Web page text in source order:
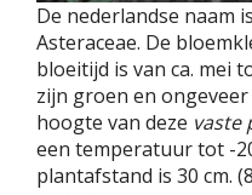
De nederlandse naam is
Asteraceae. De
bloeitijd is van ca. mei
zijn groen en ongeveer
hoogte van deze vaste
een temperatuur tot -
plantafstand is 30 cm.